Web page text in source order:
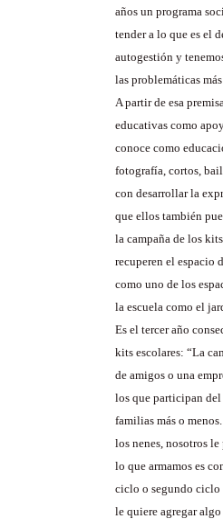
años un programa
tender a lo que es el
autogestión y
las problemáticas
A partir de esa
educativas como
conoce como
fotografía, cortos,
con desarrollar la
que ellos también
la campaña de los
recuperen el espacio
como uno de los
la escuela como el
Es el tercer año
kits escolares: “La
de amigos o una
los que participan del
familias más o
los nenes, nosotros
lo que armamos es
ciclo o segundo ciclo
le quiere agregar